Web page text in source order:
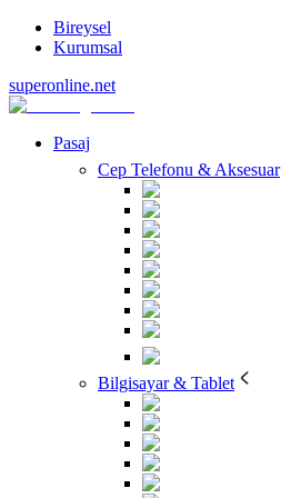
Bireysel
Kurumsal
superonline.net
Pasaj
Cep Telefonu & Aksesuar
Bilgisayar & Tablet